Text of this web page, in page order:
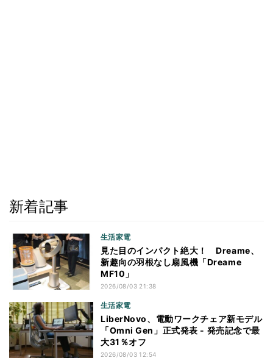
新着記事
生活家電
見た目のインパクト絶大！ Dreame、
新趣向の羽根なし扇風機「Dreame
MF10」
2026/08/03 21:38
生活家電
LiberNovo、電動ワークチェア新モデル
「Omni Gen」正式発表 - 発売記念で最
大31％オフ
2026/08/03 12:54